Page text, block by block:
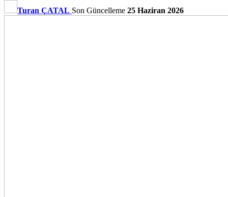
Turan ÇATAL Son Güncelleme 25 Haziran 2026